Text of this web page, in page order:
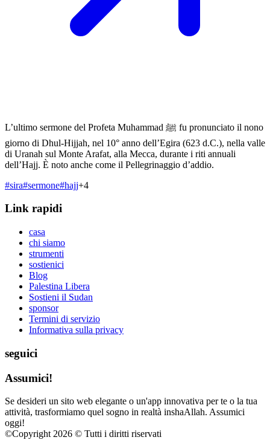
L’ultimo sermone del Profeta Muhammad ﷺ fu pronunciato il nono
giorno di Dhul-Hijjah, nel 10° anno dell’Egira (623 d.C.), nella valle
di Uranah sul Monte Arafat, alla Mecca, durante i riti annuali
dell’Hajj. È noto anche come il Pellegrinaggio d’addio.
#sira#sermone#hajj+4
Link rapidi
casa
chi siamo
strumenti
sostienici
Blog
Palestina Libera
Sostieni il Sudan
sponsor
Termini di servizio
Informativa sulla privacy
seguici
Assumici!
Se desideri un sito web elegante o un'app innovativa per te o la tua
attività, trasformiamo quel sogno in realtà inshaAllah. Assumici
oggi!
©Copyright 2026 © Tutti i diritti riservati